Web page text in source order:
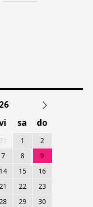
sa do
31 1
2
7 8
9
14 15
16
21 22
23
28 29
30